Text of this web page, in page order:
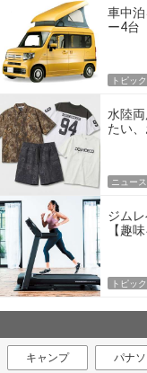
車中
ー4台
トピッ
水陸
たい
ニュース
ジム
【趣
トピッ
キャンプ パナ